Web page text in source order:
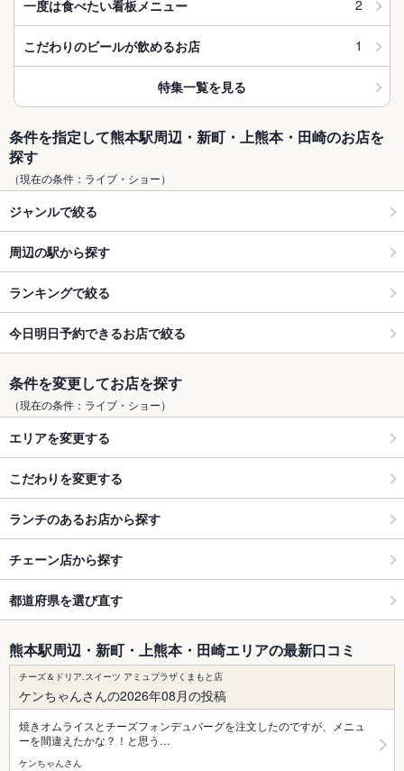
一度は食べたい看板メニュー 2
こだわりのビールが飲めるお店 1
特集一覧を見る
条件を指定して熊本駅周辺・新町・上熊本・田崎のお店を
探す
（現在の条件：ライブ・ショー）
ジャンルで絞る
周辺の駅から探す
ランキングで絞る
今日明日予約できるお店で絞る
条件を変更してお店を探す
（現在の条件：ライブ・ショー）
エリアを変更する
こだわりを変更する
ランチのあるお店から探す
チェーン店から探す
都道府県を選び直す
熊本駅周辺・新町・上熊本・田崎エリアの最新口コミ
チーズ＆ドリア.スイーツ アミュプラザくまもと店
ケンちゃんさんの2026年08月の投稿
焼きオムライスとチーズフォンデュバーグを注文したのですが、メニュ
ーを間違えたかな？！と思う…
ケンちゃんさん